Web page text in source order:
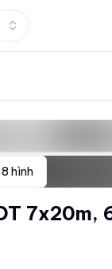
Nhấn để mở
8 hình
7x20m,